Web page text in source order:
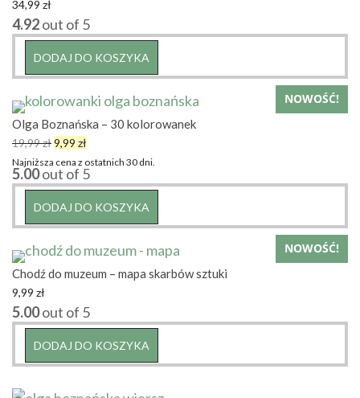
34,99 zł
4.92out of 5
DODAJ DO KOSZYKA
NOWOŚĆ!
Olga Boznańska – 30 kolorowanek
19,99złPierwotna
cena
wynosiła:
9,99 zł
cena
wynosi:
Najniższa cena z ostatnich 30 dni.
5.00out of 5
DODAJ DO KOSZYKA
NOWOŚĆ!
Chodź do muzeum – mapa skarbów sztuki
9,99 zł
5.00out of 5
DODAJ DO KOSZYKA